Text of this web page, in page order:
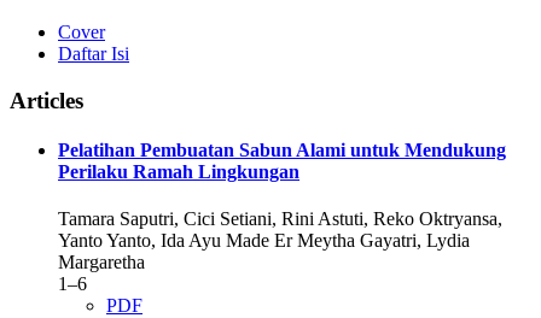
Cover
Daftar Isi
Articles
Pelatihan Pembuatan Sabun Alami untuk Mendukung
Perilaku Ramah Lingkungan
Tamara Saputri, Cici Setiani, Rini Astuti, Reko Oktryansa,
Yanto Yanto, Ida Ayu Made Er Meytha Gayatri, Lydia
Margaretha
1–6
PDF